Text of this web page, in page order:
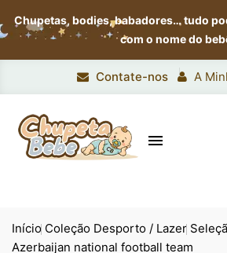
Chupetas, bodies, babadores…tudo
com o nome do
Contate-nos A

Início Coleção Desporto / Lazer
Azerbaijan national football team